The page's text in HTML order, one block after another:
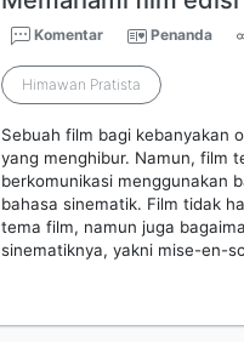
Komentar Penanda
Himawan Pratista
Sebuah film bagi kebanyakan
yang menghibur. Namun, film
berkomunikasi menggunakan
bahasa sinematik. Film tidak
tema film, namun juga
sinematiknya, yakni mise-en-